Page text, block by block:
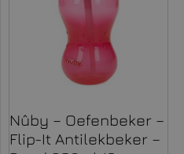
Nûby – Oefenbeker –
Flip-It Antilekbeker –